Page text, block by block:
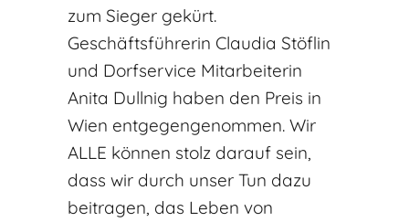
zum Sieger gekürt.
Geschäftsführerin Claudia Stöflin
und Dorfservice Mitarbeiterin
Anita Dullnig haben den Preis in
Wien entgegengenommen. Wir
ALLE können stolz darauf sein,
dass wir durch unser Tun dazu
beitragen, das Leben von